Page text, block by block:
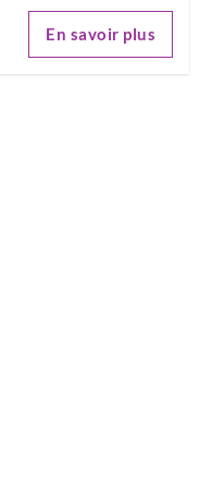
En savoir plus